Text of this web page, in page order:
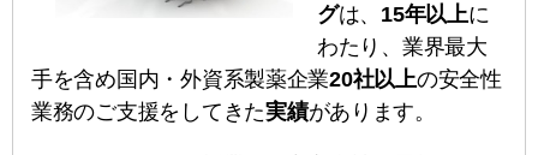
グは、 15年以上に
わたり、業界最大
手を含め国内・外資系製薬企業20社以上の安全性
業務のご支援をしてきた実績があります。